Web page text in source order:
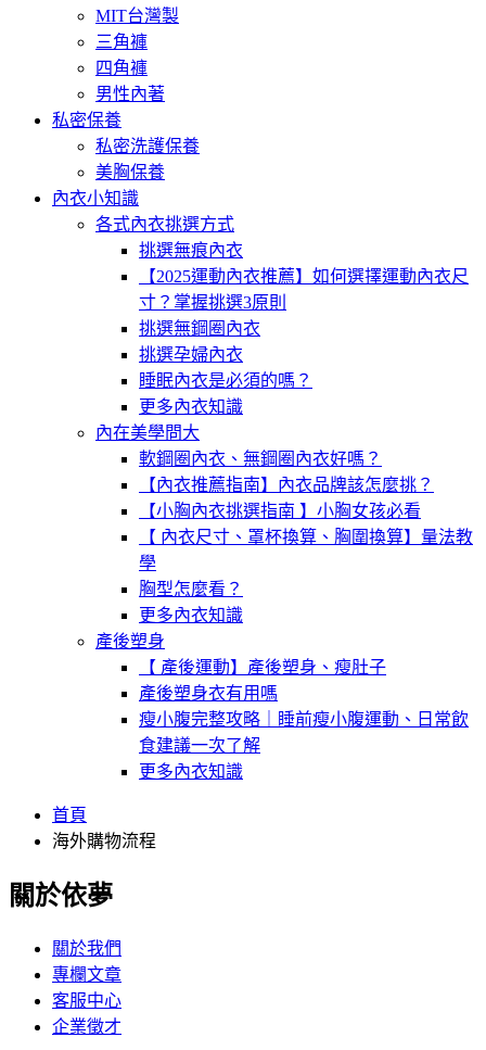
MIT台灣製
三角褲
四角褲
男性內著
私密保養
私密洗護保養
美胸保養
內衣小知識
各式內衣挑選方式
挑選無痕內衣
【2025運動內衣推薦】如何選擇運動內衣尺
寸？掌握挑選3原則
挑選無鋼圈內衣
挑選孕婦內衣
睡眠內衣是必須的嗎？
更多內衣知識
內在美學問大
軟鋼圈內衣、無鋼圈內衣好嗎？
【內衣推薦指南】內衣品牌該怎麼挑？
【小胸內衣挑選指南 】小胸女孩必看
【 內衣尺寸、罩杯換算、胸圍換算】量法教
學
胸型怎麼看？
更多內衣知識
產後塑身
【 產後運動】產後塑身、瘦肚子
產後塑身衣有用嗎
瘦小腹完整攻略｜睡前瘦小腹運動、日常飲
食建議一次了解
更多內衣知識
首頁
海外購物流程
關於依夢
關於我們
專欄文章
客服中心
企業徵才